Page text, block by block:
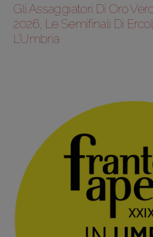
Gli Assaggiatori Di Oro
2026, Le Semifinali Di
L’Umbria